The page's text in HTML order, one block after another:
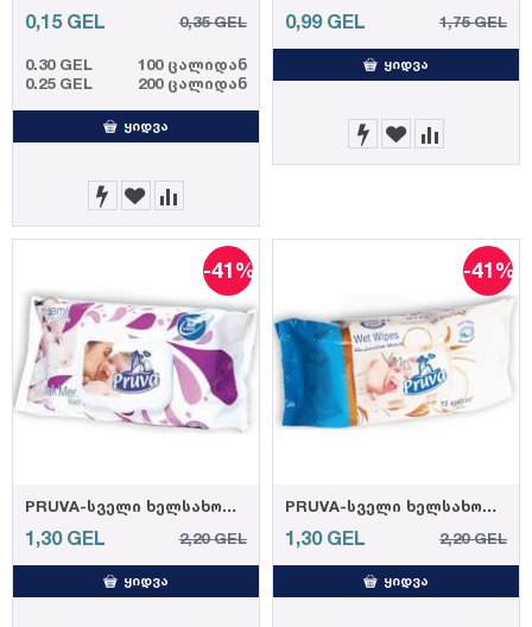
0,15 GEL 0,35 GEL
0.30 GEL
0.25 GEL
100 ცალიდან
200 ცალიდან
ᲧᲘᲓᲕᲐ
0,99 GEL 1,75 GEL
ᲧᲘᲓᲕᲐ
-41%
PRUVA-სველი ხელსახოციკრემით 72ც 35 გრ. (12)
1,30 GEL 2,20 GEL
ᲧᲘᲓᲕᲐ
-41%
PRUVA-სველი ხელსახოცი ელეგანტური 72ც 35 გრ. (12)
1,30 GEL 2,20 GEL
ᲧᲘᲓᲕᲐ